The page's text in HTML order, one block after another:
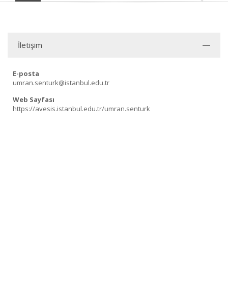
İletişim
E-posta
umran.senturk@istanbul.edu.tr
Web Sayfası
https://avesis.istanbul.edu.tr/umran.senturk